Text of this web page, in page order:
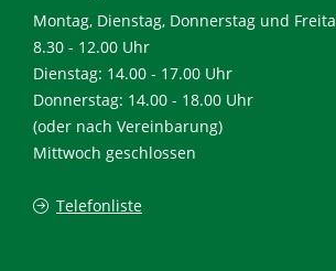
Montag, Dienstag, Donnerstag und
8.30 - 12.00 Uhr
Dienstag: 14.00 - 17.00 Uhr
Donnerstag: 14.00 - 18.00 Uhr
(oder nach Vereinbarung)
Mittwoch geschlossen
Telefonliste